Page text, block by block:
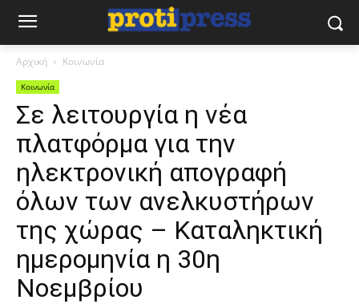
Αρχική Κοινωνία
Κοινωνία
Σε λειτουργία η νέα
πλατφόρμα για την
ηλεκτρονική απογραφή
όλων των ανελκυστήρων
της χώρας – Καταληκτική
ημερομηνία η 30η
Νοεμβρίου